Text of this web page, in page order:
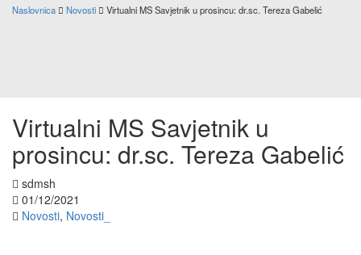
Naslovnica Novosti Virtualni MS Savjetnik u prosincu: dr.sc. Tereza Gabelić
Virtualni MS Savjetnik u
prosincu: dr.sc. Tereza Gabelić
sdmsh
01/12/2021
Novosti, Novosti_